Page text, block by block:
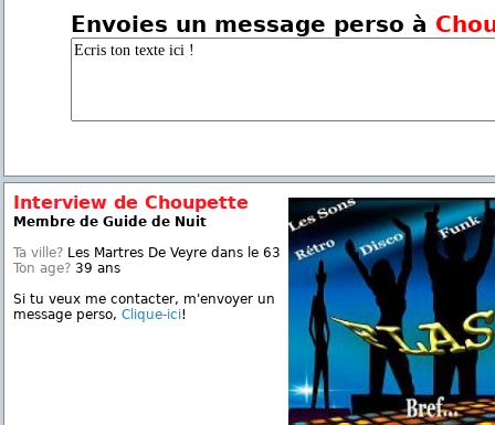
Envoies un message perso à
Interview de Choupette
Membre de Guide de Nuit
Ta ville? Les Martres De Veyre dans le 63
Ton age? 39 ans
Si tu veux me contacter, m'envoyer un
message perso, Clique-ici!